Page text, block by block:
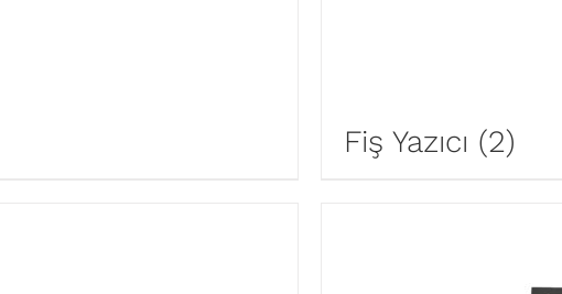
Fiş Yazıcı (2)